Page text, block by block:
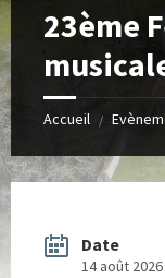
23ème
Accueil /
Date
14 août 2026